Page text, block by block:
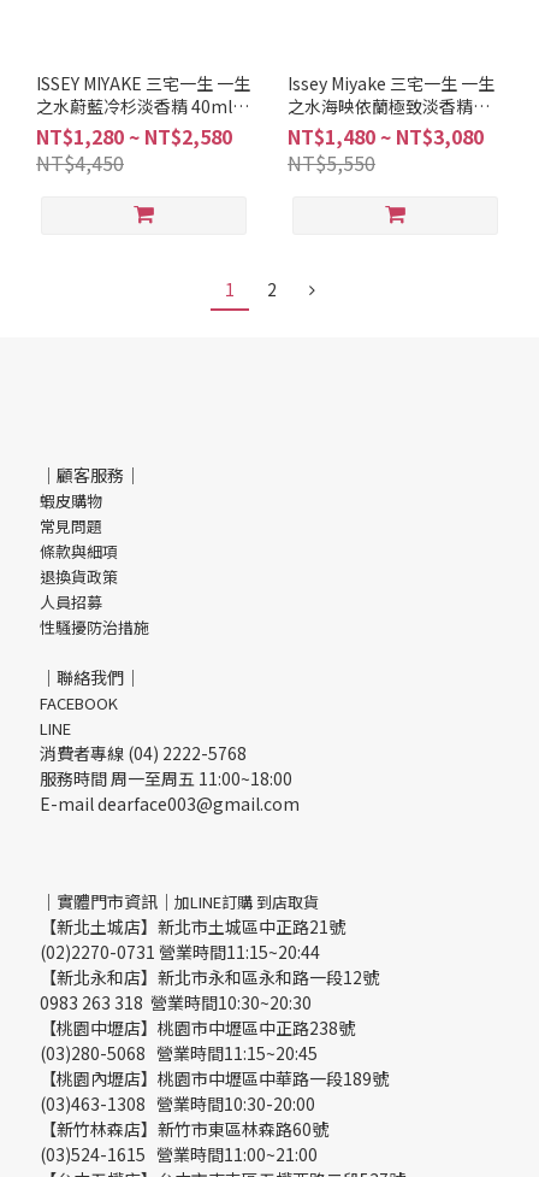
ISSEY MIYAKE 三宅一生 一生
之水蔚藍冷杉淡香精 40ml
75ml 125ml
NT$1,280 ~ NT$2,580
NT$4,450
Issey Miyake 三宅一生 一生
之水海映依蘭極致淡香精
30ml 100ml
NT$1,480 ~ NT$3,080
NT$5,550
1 2
｜顧客服務｜
蝦皮購物
常見問題
條款與細項
退換貨政策
人員招募
性騷擾防治措施
｜聯絡我們｜
FACEBOOK
LINE
消費者專線 (04) 2222-5768
服務時間 周一至周五 11:00~18:00
E-mail dearface003@gmail.com
｜實體門市資訊｜ 加LINE訂購 到店取貨
【新北土城店】新北市土城區中正路21號
(02)2270-0731 營業時間11:15~20:44
【新北永和店】新北市永和區永和路一段12號
0983 263 318 營業時間10:30~20:30
【桃園中壢店】桃園市中壢區中正路238號
(03)280-5068 營業時間11:15~20:45
【桃園內壢店】桃園市中壢區中華路一段189號
(03)463-1308 營業時間10:30-20:00
【新竹林森店】新竹市東區林森路60號
(03)524-1615 營業時間11:00~21:00